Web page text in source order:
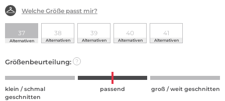
Welche Größe passt mir?
37
Alternativen
38
Alternativen
39
Alternativen
40
Alternativen
41
Alternativen
Größenbeurteilung: ?
klein / schmal
geschnitten
passend groß / weit geschnitten